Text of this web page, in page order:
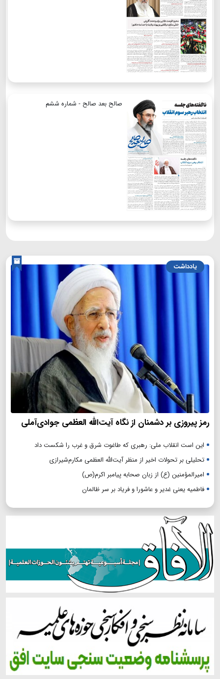
صالح بعد صالح - شماره ششم
یادداشت
رمز پیروزی بر دشمنان از نگاه آیت‌الله العظمی جوادی‌آملی
این است انقلاب ملی: رهبری که طاغوت شرق و غرب را شکست داد
تحلیلی بر تحولات اخیر از منظر آیت‌الله العظمی مکارم‌شیرازی
امیرالمؤمنین (ع) از زبان صحابه پیامبر اکرم(ص)
فاطمیه یعنی غدیر و عاشورا و فریاد بر سر ظالمان